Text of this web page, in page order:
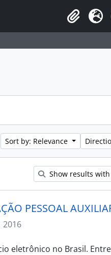
Clipboard
Sort by: Relevance
Show results
2016
eletrônico no Brasil.